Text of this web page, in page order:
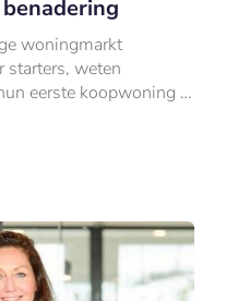
woningmarkt
starters, weten
eerste koopwoning te